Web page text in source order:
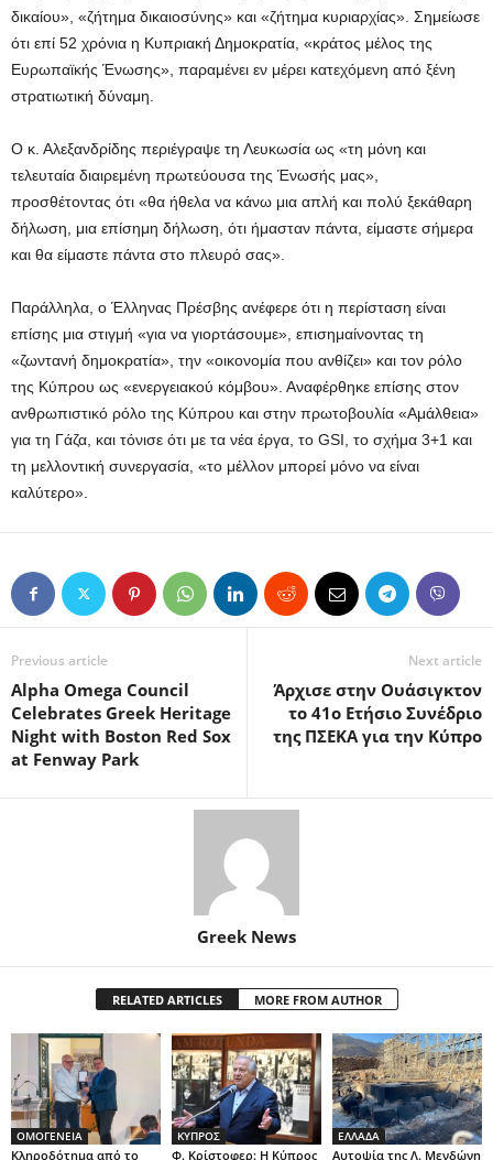
δικαίου», «ζήτημα δικαιοσύνης» και «ζήτημα κυριαρχίας». Σημείωσε
ότι επί 52 χρόνια η Κυπριακή Δημοκρατία, «κράτος μέλος της
Ευρωπαϊκής Ένωσης», παραμένει εν μέρει κατεχόμενη από ξένη
στρατιωτική δύναμη.
Ο κ. Αλεξανδρίδης περιέγραψε τη Λευκωσία ως «τη μόνη και
τελευταία διαιρεμένη πρωτεύουσα της Ένωσής μας»,
προσθέτοντας ότι «θα ήθελα να κάνω μια απλή και πολύ ξεκάθαρη
δήλωση, μια επίσημη δήλωση, ότι ήμασταν πάντα, είμαστε σήμερα
και θα είμαστε πάντα στο πλευρό σας».
Παράλληλα, ο Έλληνας Πρέσβης ανέφερε ότι η περίσταση είναι
επίσης μια στιγμή «για να γιορτάσουμε», επισημαίνοντας τη
«ζωντανή δημοκρατία», την «οικονομία που ανθίζει» και τον ρόλο
της Κύπρου ως «ενεργειακού κόμβου». Αναφέρθηκε επίσης στον
ανθρωπιστικό ρόλο της Κύπρου και στην πρωτοβουλία «Αμάλθεια»
για τη Γάζα, και τόνισε ότι με τα νέα έργα, το GSI, το σχήμα 3+1 και
τη μελλοντική συνεργασία, «το μέλλον μπορεί μόνο να είναι
καλύτερο».
Previous article
Alpha Omega Council
Celebrates Greek Heritage
Night with Boston Red Sox
at Fenway Park
Next article
Άρχισε στην Ουάσιγκτον
το 41ο Ετήσιο Συνέδριο
της ΠΣΕΚΑ για την Κύπρο
Greek News
RELATED ARTICLES MORE FROM AUTHOR
ΟΜΟΓΕΝΕΙΑ
Κληροδότημα από το
ΚΥΠΡΟΣ
Φ. Κρίστοφερ: Η Κύπρος
ΕΛΛΑΔΑ
Αυτοψία της Λ. Μενδώνη